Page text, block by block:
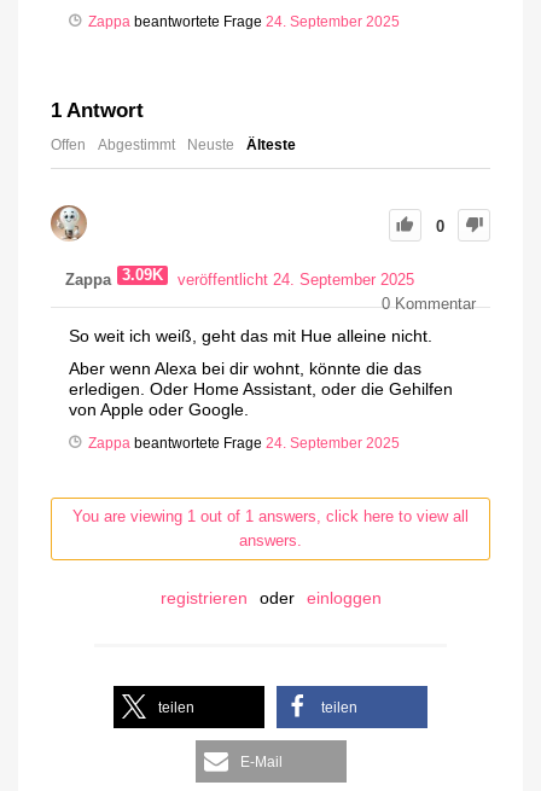
Zappa beantwortete Frage 24. September 2025
1 Antwort
Offen Abgestimmt Neuste Älteste
0
Zappa 3.09K
veröffentlicht 24. September 2025
0Kommentar
So weit ich weiß, geht das mit Hue alleine nicht.
Aber wenn Alexa bei dir wohnt, könnte die das
erledigen. Oder Home Assistant, oder die Gehilfen
von Apple oder Google.
Zappa beantwortete Frage 24. September 2025
You are viewing 1 out of 1 answers, click here to view all
answers.
registrieren oder einloggen
teilen teilen
E-Mail